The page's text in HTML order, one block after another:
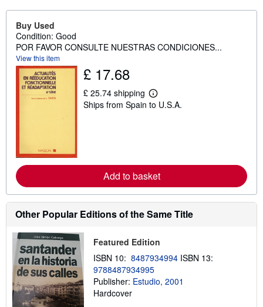
Buy Used
Condition: Good
POR FAVOR CONSULTE NUESTRAS CONDICIONES...
View this item
£ 17.68
£ 25.74 shipping
L
e
e
a
o
u
t
s
p
p
i
n
g
Ships from Spain to U.S.A.
Add to basket
Other Popular Editions of the Same Title
Featured Edition
ISBN 10: 8487934994 ISBN 13:
9788487934995
Publisher: Estudio, 2001
Hardcover